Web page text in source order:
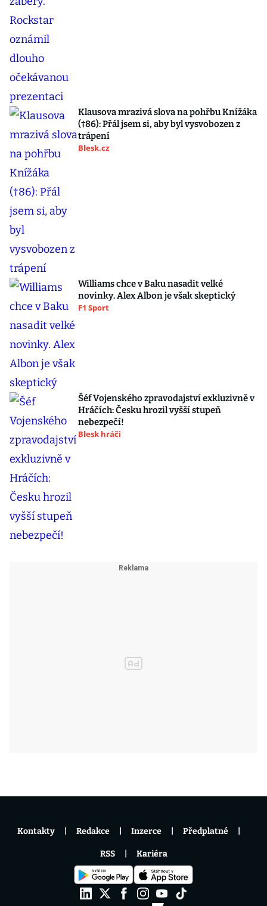
Klausova mrazivá slova na pohřbu Knížáka
(†86): Přál jsem si, aby byl vysvobozen z
trápení
Blesk.cz
Williams chce v Baku nasadit velké
novinky. Alex Albon je však skeptický
F1 Sport
Šéf Vojenského zpravodajství exkluzivně v
Hráčích: Česku hrozil vyšší stupeň
nebezpečí!
Blesk hráči
Kontakty Redakce Inzerce Předplatné
RSS Kariéra